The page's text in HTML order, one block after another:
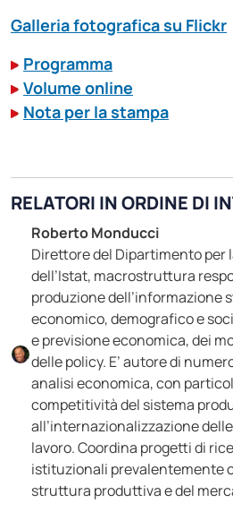
Galleria fotografica su Flickr
Programma
Volume online
Nota per la stampa
RELATORI IN ORDINE DI
Roberto Monducci
Direttore del Dipartimento per
dell’Istat, macrostruttura
produzione dell’informazione
economico, demografico e
e previsione economica, dei
delle policy. E’ autore di
analisi economica, con
competitività del sistema
all’internazionalizzazione
lavoro. Coordina progetti di
istituzionali prevalentemente
struttura produttiva e del